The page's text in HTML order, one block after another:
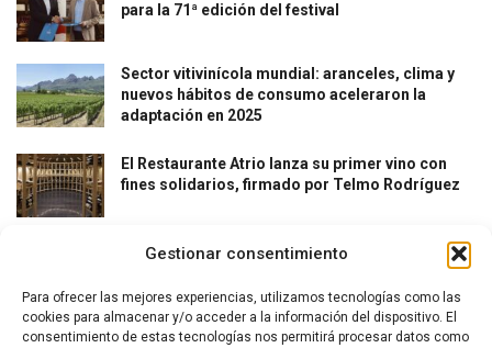
Gestionar consentimiento
Para ofrecer las mejores experiencias, utilizamos tecnologías como las
cookies para almacenar y/o acceder a la información del dispositivo. El
consentimiento de estas tecnologías nos permitirá procesar datos como
para la 71ª edición del festival
Sector vitivinícola mundial: aranceles, clima y
nuevos hábitos de consumo aceleraron la
adaptación en 2025
El Restaurante Atrio lanza su primer vino con
fines solidarios, firmado por Telmo Rodríguez